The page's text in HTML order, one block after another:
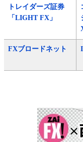
トレイダーズ証券
「LIGHT FX」
FXブロードネット